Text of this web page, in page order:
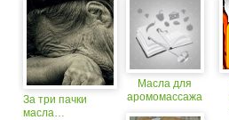
За три пачки
масла…
Масла для
аромомассажа